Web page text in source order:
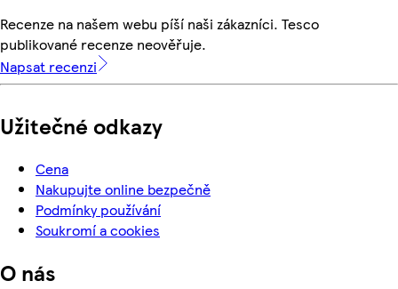
Recenze na našem webu píší naši zákazníci. Tesco
publikované recenze neověřuje.
Napsat recenzi
Užitečné odkazy
Cena
Nakupujte online bezpečně
Podmínky používání
Soukromí a cookies
O nás